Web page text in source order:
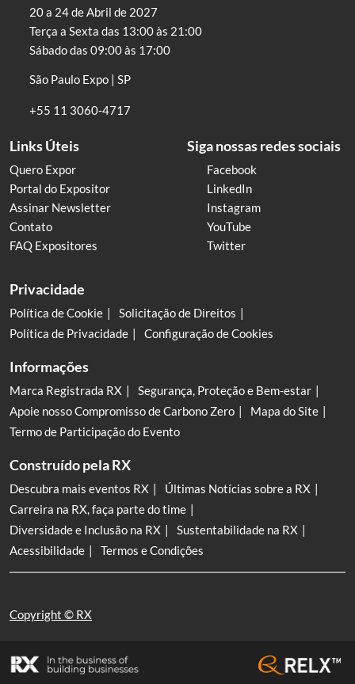
20 a 24 de Abril de 2027
Terça a Sexta das 13:00 às 21:00
Sábado das 09:00 às 17:00
São Paulo Expo | SP
+55 11 3060-4717
Links Úteis
Quero Expor
Portal do Expositor
Assinar Newsletter
Contato
FAQ Expositores
Siga nossas redes sociais
Facebook
LinkedIn
Instagram
YouTube
Twitter
Privacidade
Política de Cookie
Solicitação de Direitos
Política de Privacidade
Configuração de Cookies
Informações
Marca Registrada RX
Segurança, Proteção e Bem-estar
Apoie nosso Compromisso de Carbono Zero
Mapa do Site
Termo de Participação do Evento
Construído pela RX
Descubra mais eventos RX
Últimas Notícias sobre a RX
Carreira na RX, faça parte do time
Diversidade e Inclusão na RX
Sustentabilidade na RX
Acessibilidade
Termos e Condições
Copyright © RX